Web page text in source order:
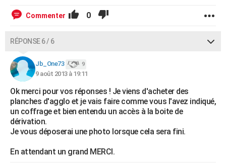
Commenter 0
RÉPONSE 6 / 6
Jb_One73 9
9 août 2013 à 19:11
Ok merci pour vos réponses ! Je viens d'acheter des
planches d'agglo et je vais faire comme vous l'avez indiqué,
un coffrage et bien entendu un accès à la boite de
dérivation.
Je vous déposerai une photo lorsque cela sera fini.
En attendant un grand MERCI.